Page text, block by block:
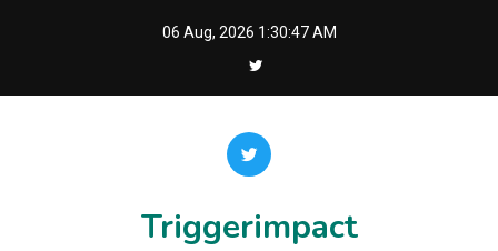
06 Aug, 2026 1:30:48 AM
Triggerimpact